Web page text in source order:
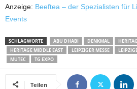
Anzeige: Beeftea – der Spezialisten für
Events
SCHLAGWORTE ABU DHABI DENKMAL
HERITAGE MIDDLE EAST
LEIPZIGER MESSE
MUTEC
TG EXPO
Teilen